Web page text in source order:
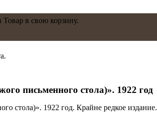
Товар в свою корзину.
письменного стола)». 1922 год
стола)». 1922 год. Крайне редкое издание.